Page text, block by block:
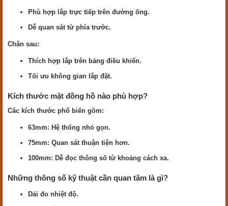
Phù hợp lắp trực tiếp trên đường ống.
Dễ quan sát từ phía trước.
Chân sau:
Thích hợp lắp trên bảng điều khiển.
Tối ưu không gian lắp đặt.
Kích thước mặt đồng hồ nào phù hợp?
Các kích thước phổ biến gồm:
63mm: Hệ thống nhỏ gọn.
75mm: Quan sát thuận tiện hơn.
100mm: Dễ đọc thông số từ khoảng cách xa.
Những thông số kỹ thuật cần quan tâm là gì?
Dải đo nhiệt độ.